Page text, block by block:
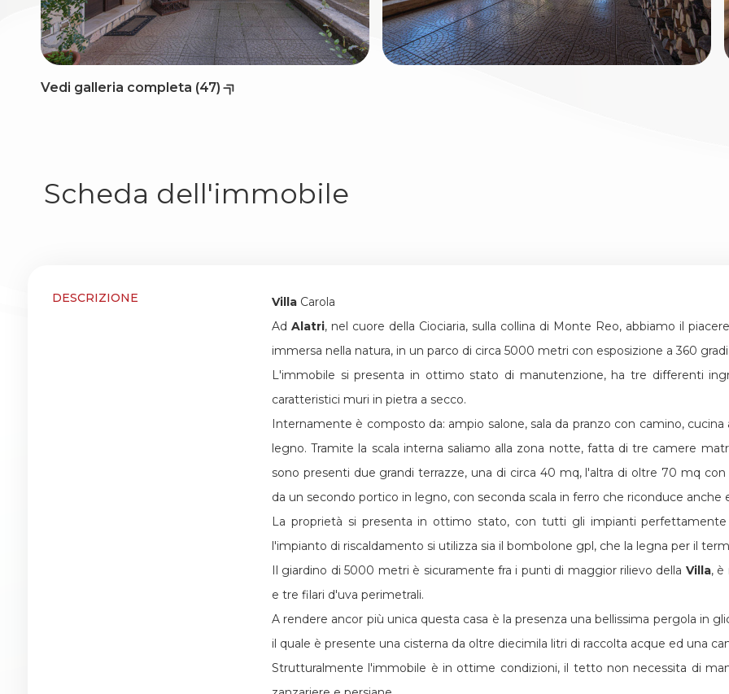
Vedi galleria completa (47)
Scheda dell'immobile
DESCRIZIONE VillaCarola
AdAlatri, nel cuore della Ciociaria, sulla collina di Monte Reo, abbiamo il
immersa nella natura, in un parco di circa 5000 metri con esposizione a 360
L'immobile si presenta in ottimo stato di manutenzione, ha tre differenti
caratteristici muri in pietra a secco.
Internamente è composto da: ampio salone, sala da pranzo con camino,
legno. Tramite la scala interna saliamo alla zona notte, fatta di tre camere
sono presenti due grandi terrazze, una di circa 40 mq, l'altra di oltre 70 mq
da un secondo portico in legno, con seconda scala in ferro che riconduce
La proprietà si presenta in ottimo stato, con tutti gli impianti
l'impianto di riscaldamento si utilizza sia il bombolone gpl, che la legna per il
Il giardino di 5000 metri è sicuramente fra i punti di maggior rilievo della Villa, è
e tre filari d'uva perimetrali.
A rendere ancor più unica questa casa è la presenza una bellissima pergola in
il quale è presente una cisterna da oltre diecimila litri di raccolta acque ed una
Strutturalmente l'immobile è in ottime condizioni, il tetto non necessita di
Bagni
minimi
Qualsiasi